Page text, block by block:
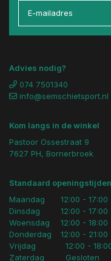
Advies nodig?
074 7501340
info@semschietsport.nl
Kom langs in de winkel
Pastoor Ossestraat 9
7627 PH, Bornerbroek
Standaard openingstijden
Maandag
Dinsdag
Woensdag
Donderdag
12:00 - 17:00
12:00 - 17:00
12:00 - 18:00
12:00 -
Vrijdag
Zaterdag
12:00 -
Gesloten